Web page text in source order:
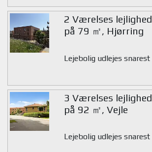
2 Værelses lejlighed
på 79 ㎡, Hjørring
Lejebolig udlejes snarest
3 Værelses lejlighed
på 92 ㎡, Vejle
Lejebolig udlejes snarest